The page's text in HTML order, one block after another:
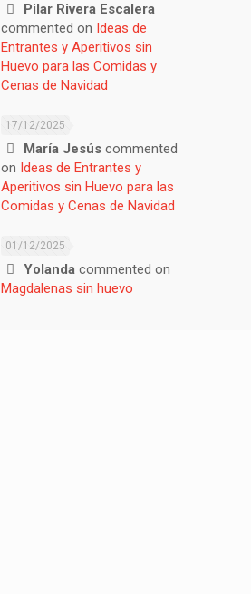
Pilar Rivera Escalera
commented on Ideas de
Entrantes y Aperitivos sin
Huevo para las Comidas y
Cenas de Navidad
17/12/2025
María Jesúscommented
on Ideas de Entrantes y
Aperitivos sin Huevo para las
Comidas y Cenas de Navidad
01/12/2025
Yolandacommented on
Magdalenas sin huevo